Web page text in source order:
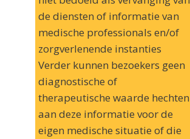
de diensten of informatie van
medische professionals en/of
zorgverlenende instanties
Verder kunnen bezoekers geen
diagnostische of
therapeutische waarde hechten
aan deze informatie voor de
eigen medische situatie of die